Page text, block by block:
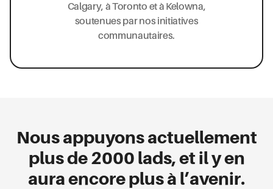
Calgary, à Toronto et à Kelowna,
soutenues par nos initiatives
communautaires.
Nous appuyons actuellement
plus de 2000 lads, et il y en
aura encore plus à l’avenir.